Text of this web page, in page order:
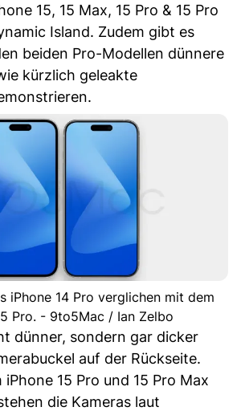
15, 15 Max, 15 Pro & 15 Pro
Island. Zudem gibt es
beiden Pro-Modellen dünnere
kürzlich geleakte
iPhone 14 Pro verglichen mit dem
Pro. - 9to5Mac / Ian Zelbo
dünner, sondern gar dicker
auf der Rückseite.
15 Pro und 15 Pro Max
die Kameras laut